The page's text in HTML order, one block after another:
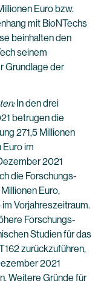
Euro bzw.
mit BioNTechs
beinhalten den
seinem
Grundlage der
In den drei
betrugen die
271,5 Millionen
Euro im
2021
die Forschungs-
Euro,
Vorjahreszeitraum.
Forschungs-
Studien für das
zurückzuführen,
2021
Weitere Gründe für